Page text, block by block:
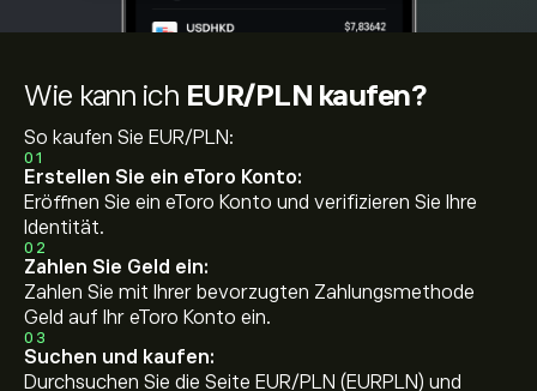
Wie kann ich EUR/PLN kaufen?
So kaufen Sie EUR/PLN:
01
Erstellen Sie ein eToro Konto:
Eröffnen Sie ein eToro Konto und verifizieren Sie Ihre
Identität.
02
Zahlen Sie Geld ein:
Zahlen Sie mit Ihrer bevorzugten Zahlungsmethode
Geld auf Ihr eToro Konto ein.
03
Suchen und kaufen:
Durchsuchen Sie die Seite EUR/PLN (EURPLN) und